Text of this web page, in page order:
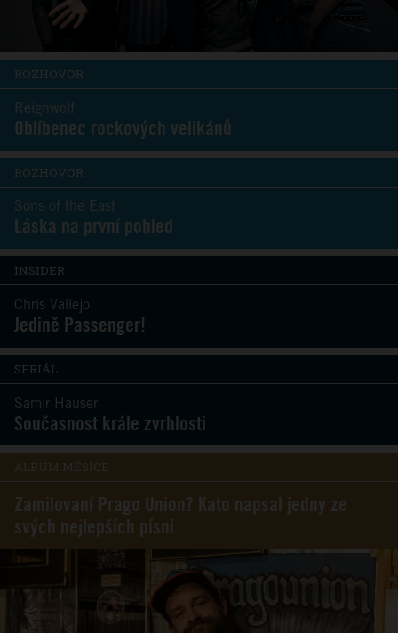
ROZHOVOR
Reignwolf
Oblíbenec rockových velikánů
ROZHOVOR
Sons of the East
Láska na první pohled
INSIDER
Chris Vallejo
Jedině Passenger!
SERIÁL
Samir Hauser
Současnost krále zvrhlosti
ALBUM MĚSÍCE
Zamilovaní Prago Union? Kato napsal jedny ze
svých nejlepších písní